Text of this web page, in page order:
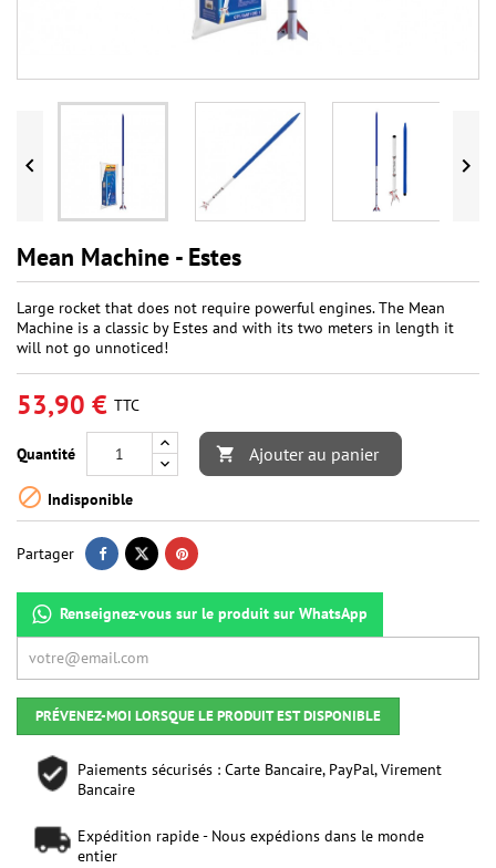
 
Mean Machine - Estes
Large rocket that does not require powerful engines. The Mean
Machine is a classic by Estes and with its two meters in length it
will not go unnoticed!
53,90 € TTC
Quantité  Ajouter au panier
 Indisponible
Partager
Renseignez-vous sur le produit sur WhatsApp
PRÉVENEZ-MOI LORSQUE LE PRODUIT EST DISPONIBLE
Paiements sécurisés : Carte Bancaire, PayPal, Virement
Bancaire
Expédition rapide - Nous expédions dans le monde
entier